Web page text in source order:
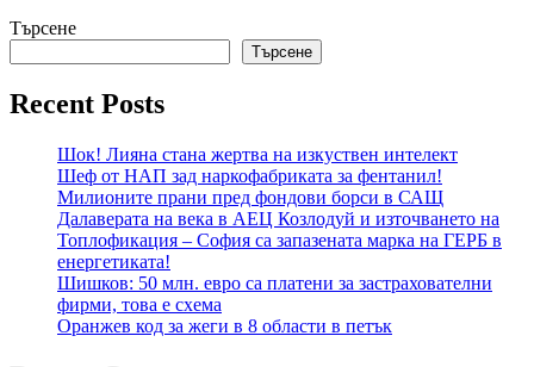
Търсене
Търсене
Recent Posts
Шок! Лияна стана жертва на изкуствен интелект
Шеф от НАП зад наркофабриката за фентанил!
Милионите прани пред фондови борси в САЩ
Далаверата на века в АЕЦ Козлодуй и източването на
Топлофикация – София са запазената марка на ГЕРБ в
енергетиката!
Шишков: 50 млн. евро са платени за застрахователни
фирми, това е схема
Оранжев код за жеги в 8 области в петък